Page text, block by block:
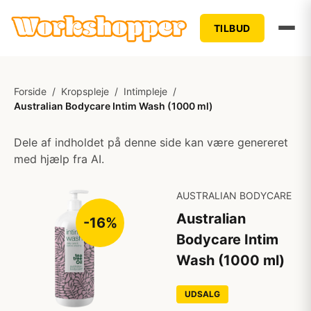
TILBUD
Forside / Kropspleje / Intimpleje /
Australian Bodycare Intim Wash (1000 ml)
Dele af indholdet på denne side kan være genereret
med hjælp fra AI.
-16%
AUSTRALIAN BODYCARE
Australian
Bodycare Intim
Wash (1000 ml)
UDSALG